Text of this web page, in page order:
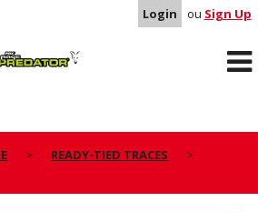
Login ou Sign Up
READY-TIED TRACES